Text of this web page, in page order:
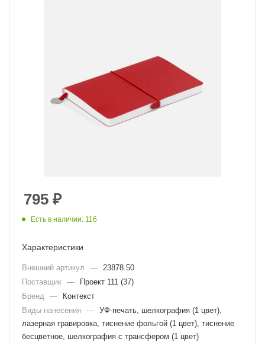
795 ₽
Есть в наличии: 116
Характеристики
Внешний артикул —
23878.50
Поставщик —
Проект 111 (37)
Бренд
—
Контекст
Виды нанесения
— УФ-печать, шелкография (1 цвет),
лазерная гравировка, тиснение фольгой (1 цвет), тиснение
бесцветное, шелкография с трансфером (1 цвет)